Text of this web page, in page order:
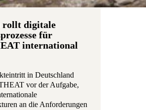
rollt digitale
für
international
in Deutschland
vor der Aufgabe,
an die Anforderungen